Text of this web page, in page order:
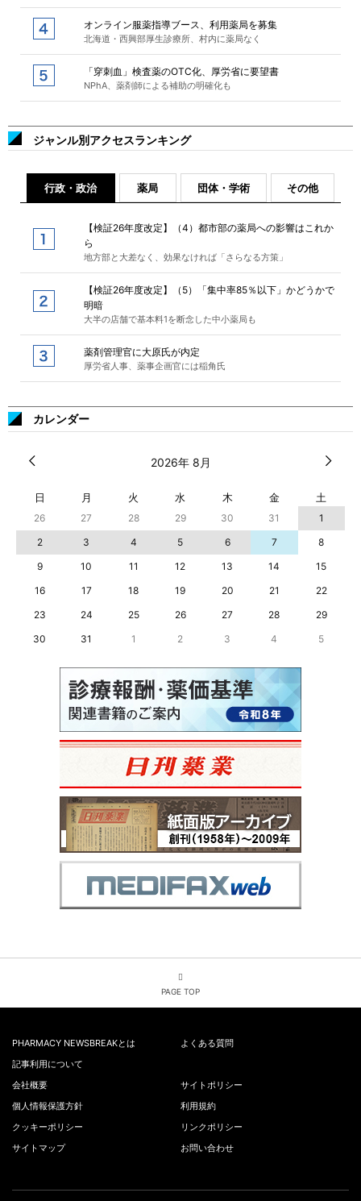
オンライン服薬指導ブース、利用薬局を募集
北海道・西興部厚生診療所、村内に薬局なく
「穿刺血」検査薬のOTC化、厚労省に要望書
NPhA、薬剤師による補助の明確化も
ジャンル別アクセスランキング
行政・政治 薬局 団体・学術 その他
【検証26年度改定】（4）都市部の薬局への影響はこれか
ら
地方部と大差なく、効果なければ「さらなる方策」
【検証26年度改定】（5）「集中率85％以下」かどうかで
明暗
大半の店舗で基本料1を断念した中小薬局も
薬剤管理官に大原氏が内定
厚労省人事、薬事企画官には稲角氏
カレンダー
2026年 8月
日 月 火 水 木 金 土
26 27 28 29 30 31
1
2
3 4 5 6 7
8
9
10 11 12 13 14
15
16
17 18 19 20 21
22
23
24 25 26 27 28
29
30
31 1 2 3 4 5
PAGE TOP
PHARMACY NEWSBREAKとは
よくある質問
記事利用について
会社概要
サイトポリシー
個人情報保護方針
利用規約
クッキーポリシー
リンクポリシー
サイトマップ
お問い合わせ